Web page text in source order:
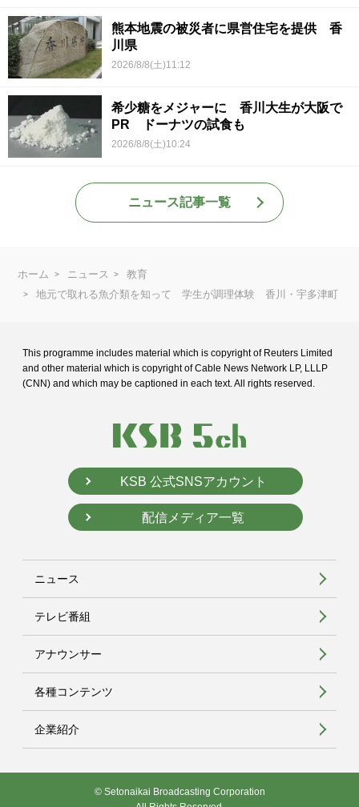
熊本地震の被災者に県営住宅を提供 香
川県
2026/8/8(土)11:12
希少糖をメジャーに 香川大生が大阪で
PR ドーナツの試食も
2026/8/8(土)10:24
ニュース記事一覧
ホーム ニュース
教育
地元で取れる魚介類を知って 学生が調理体験 香川・宇多津町
This programme includes material which is copyright of Reuters Limited
and other material which is copyright of Cable News Network LP, LLLP
(CNN) and which may be captioned in each text. All rights reserved.
KSB 公式SNSアカウント
配信メディア一覧
ニュース
テレビ番組
アナウンサー
各種コンテンツ
企業紹介
© Setonaikai Broadcasting Corporation